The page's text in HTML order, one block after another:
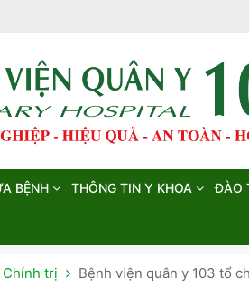
BỆNH THÔNG TIN Y KHOA ĐÀO
trị
Bệnh viện quân y 103 tổ